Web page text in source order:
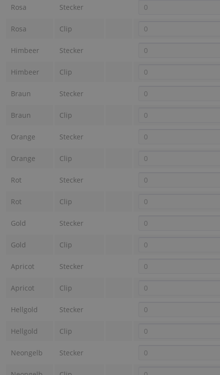
Rosa Stecker
Rosa Clip
Himbeer Stecker
Himbeer Clip
Braun Stecker
Braun Clip
Orange Stecker
Orange Clip
Rot Stecker
Rot Clip
Gold Stecker
Gold Clip
Apricot Stecker
Apricot Clip
Hellgold Stecker
Hellgold Clip
Neongelb Stecker